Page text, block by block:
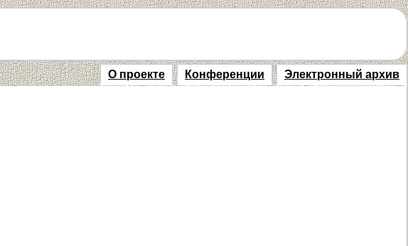
О проекте Конференции Электронный архив